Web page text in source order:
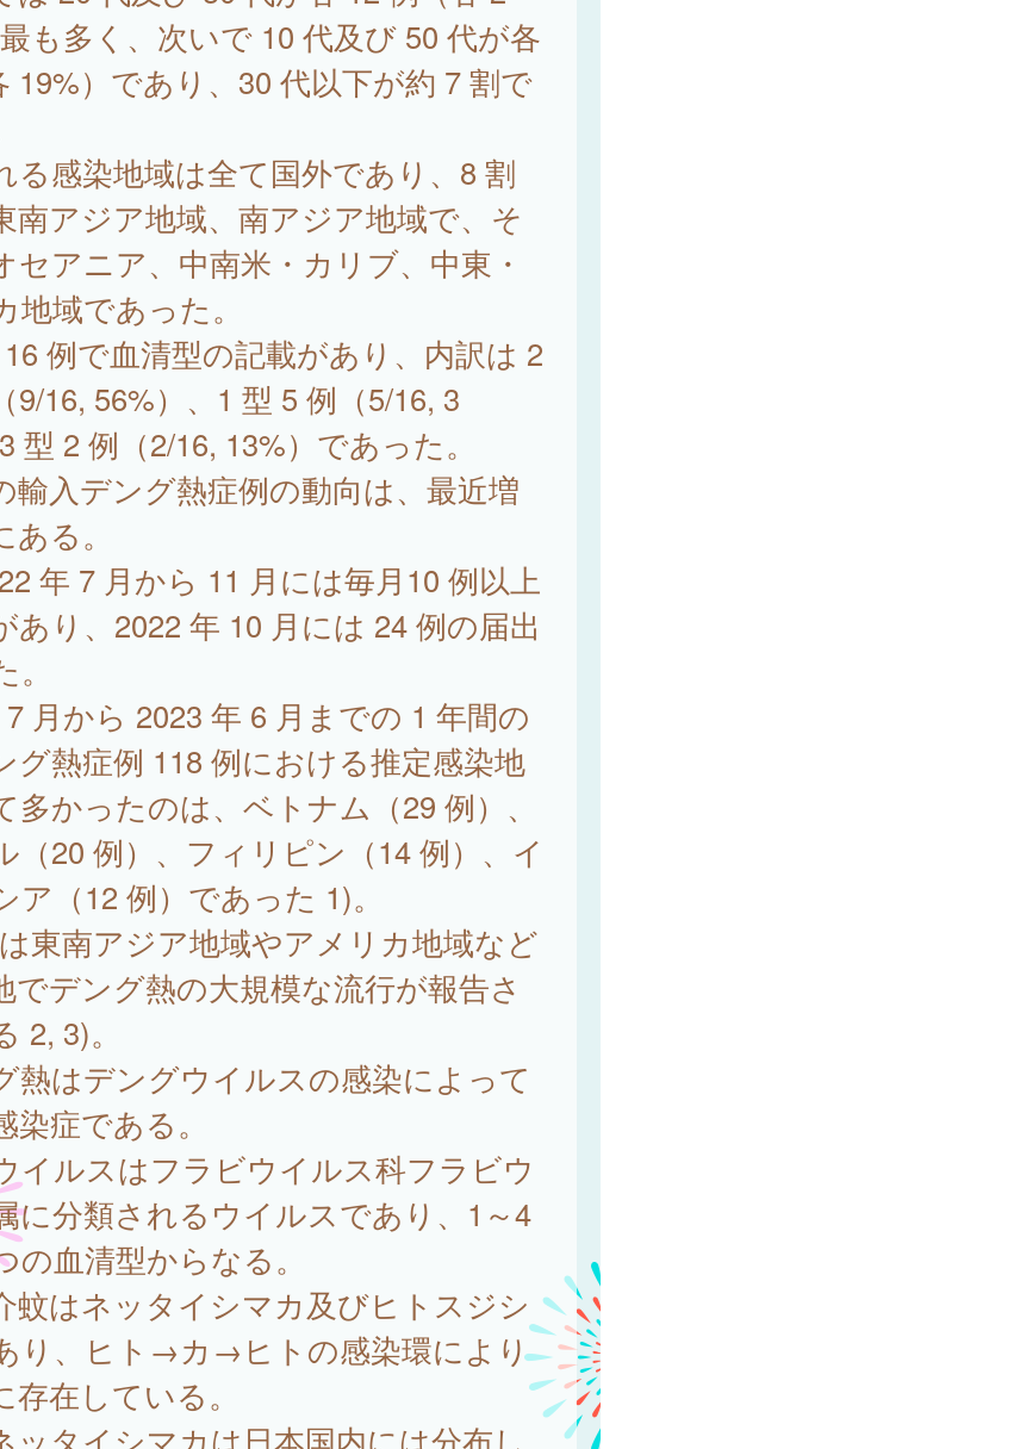
も多く、次いで 10 代及び 50 代が各
19%）であり、30 代以下が約 7 割で
る感染地域は全て国外であり、8 割
南アジア地域、南アジア地域で、そ
セアニア、中南米・カリブ、中東・
地域であった。
例で血清型の記載があり、内訳は 2
9/16, 56%）、1 型 5 例（5/16, 3
型 2 例（2/16, 13%）であった。
入デング熱症例の動向は、最近増
る。
年 7 月から 11 月には毎月10 例以上
あり、2022 年 10 月には 24 例の届出
月から 2023 年 6 月までの 1 年間の
グ熱症例 118 例における推定感染地
多かったのは、ベトナム（29 例）、
（20 例）、フィリピン（14 例）、イ
ア（12 例）であった 1)。
東南アジア地域やアメリカ地域など
でデング熱の大規模な流行が報告さ
2, 3)。
熱はデングウイルスの感染によって
染症である。
イルスはフラビウイルス科フラビウ
に分類されるウイルスであり、1～4
の血清型からなる。
蚊はネッタイシマカ及びヒトスジシ
り、ヒト→カ→ヒトの感染環により
存在している。
ッタイシマカは日本国内には分布し